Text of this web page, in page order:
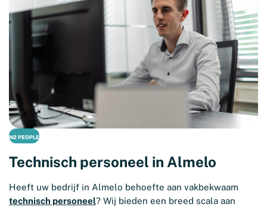
N2 PEOPLE
Technisch personeel in Almelo
Heeft uw bedrijf in Almelo behoefte aan vakbekwaam
technisch personeel? Wij bieden een breed scala aan